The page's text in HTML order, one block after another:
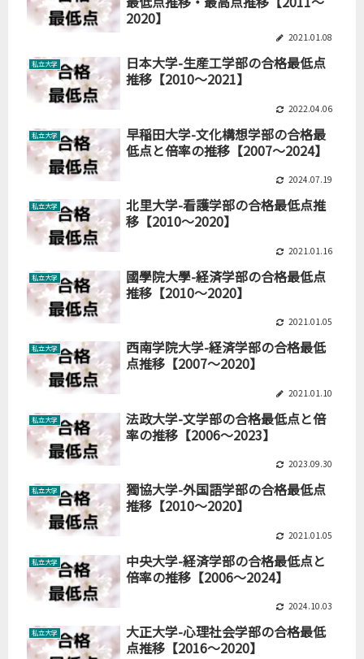
2020】
2021.01.08
私立大学
日本大学-生産工学部の合格最低点
推移【2010～2021】
2022.04.06
私立大学
早稲田大学-文化構想学部の合格最
低点と倍率の推移【2007～2024】
2024.07.19
私立大学
北里大学-看護学部の合格最低点推
移【2010～2020】
2021.01.16
私立大学
國學院大學-経済学部の合格最低点
推移【2010～2020】
2021.01.05
私立大学
西南学院大学-経済学部の合格最低
点推移【2007～2020】
2021.01.10
私立大学
法政大学-文学部の合格最低点と倍
率の推移【2006～2023】
2023.09.30
私立大学
獨協大学-外国語学部の合格最低点
推移【2010～2020】
2021.01.05
私立大学
中央大学-経済学部の合格最低点と
倍率の推移【2006～2024】
2024.10.03
私立大学
大正大学-心理社会学部の合格最低
点推移【2016～2020】